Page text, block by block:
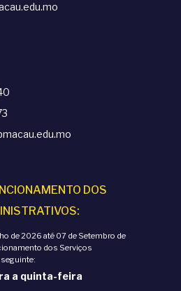
DOS
de 2026 até 07 de Setembro de
dos Serviços
a quinta-feira